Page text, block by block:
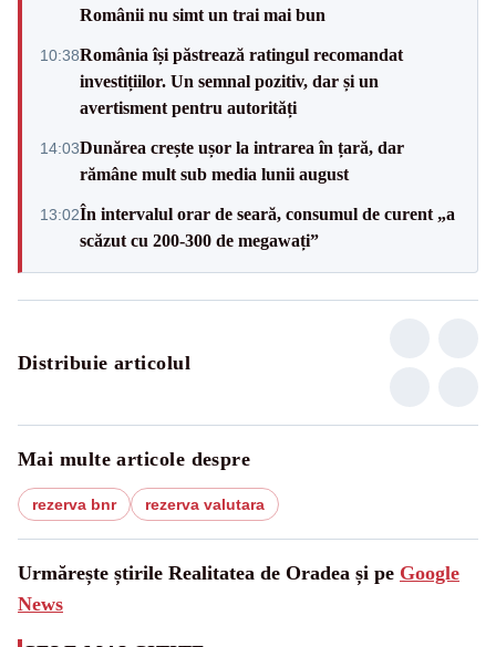
Românii nu simt un trai mai bun
10:38România își păstrează ratingul recomandat
investițiilor. Un semnal pozitiv, dar și un
avertisment pentru autorități
14:03Dunărea crește ușor la intrarea în țară, dar
rămâne mult sub media lunii august
13:02În intervalul orar de seară, consumul de curent „a
scăzut cu 200-300 de megawați”
Distribuie articolul
Mai multe articole despre
rezerva bnr rezerva valutara
Urmărește știrile Realitatea de Oradea și pe Google
News